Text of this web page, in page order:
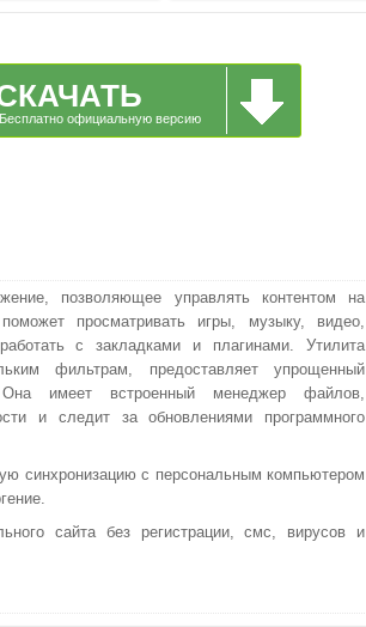
Бесплатно официальную версию
позволяющее управлять контентом на
просматривать игры, музыку, видео,
с закладками и плагинами. Утилита
фильтрам, предоставляет упрощенный
имеет встроенный менеджер файлов,
и следит за обновлениями программного
синхронизацию с персональным компьютером
сайта без регистрации, смс, вирусов и